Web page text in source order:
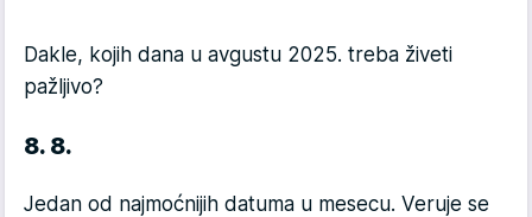
Dakle, kojih dana u avgustu 2025. treba živeti
pažljivo?
8. 8.
Jedan od najmoćnijih datuma u mesecu. Veruje se